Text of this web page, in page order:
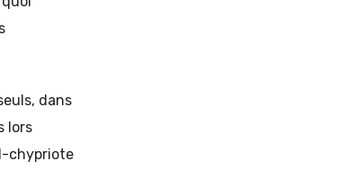
dans
lors
chypriote